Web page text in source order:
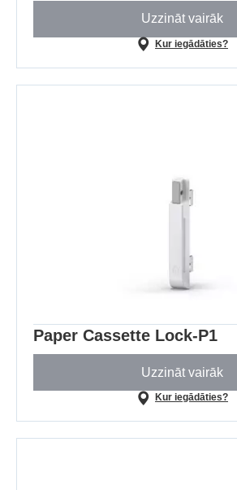
Uzzināt vairāk
Kur iegādāties?
Paper Cassette Lock-P1
Uzzināt vairāk
Kur iegādāties?